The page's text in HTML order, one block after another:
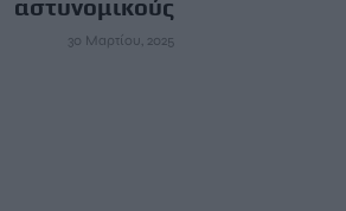
αστυνομικούς
30 Μαρτίου, 2025